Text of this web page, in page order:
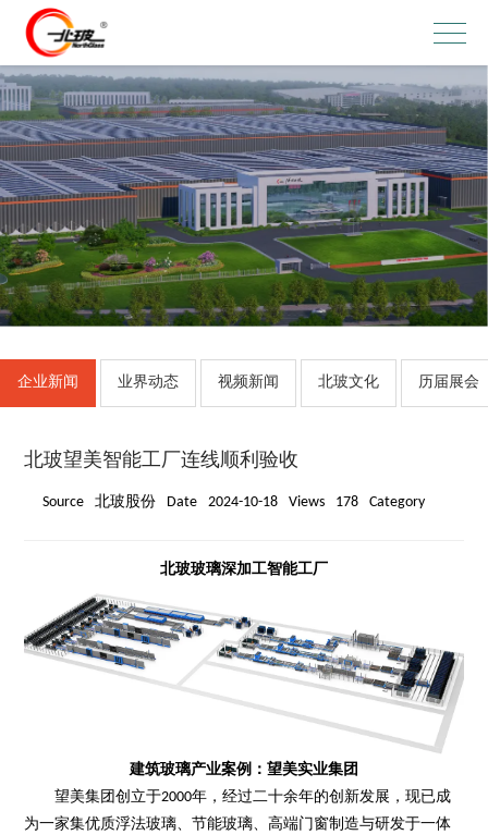
企业新闻 业界动态 视频新闻 北玻文化 历届展会
北玻望美智能工厂连线顺利验收
Source 北玻股份 Date 2024-10-18 Views 178 Category
北玻玻璃深加工智能工厂
建筑玻璃产业案例：望美实业集团
望美集团创立于2000年，经过二十余年的创新发展，现已成
为一家集优质浮法玻璃、节能玻璃、高端门窗制造与研发于一体